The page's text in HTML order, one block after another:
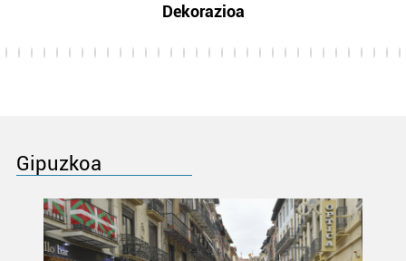
Dekorazioa
Gipuzkoa